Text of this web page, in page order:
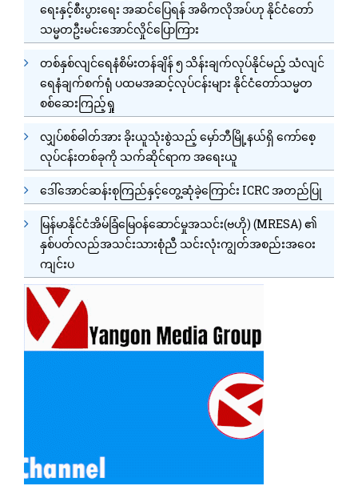
ရေးနှင့်စီးပွားရေး အဆင်ပြေရန် အဓိကလိုအပ်ဟု နိုင်ငံတော်
သမ္မတဦးမင်းအောင်လှိုင်ပြောကြား
တစ်နှစ်လျင်ရေနံစိမ်းတန်ချိန် ၅ သိန်းချက်လုပ်နိုင်မည့် သံလျင်
ရေနံချက်စက်ရုံ ပထမအဆင့်လုပ်ငန်းများ နိုင်ငံတော်သမ္မတ
စစ်ဆေးကြည့်ရှု
လျှပ်စစ်ဓါတ်အား ခိုးယူသုံးစွဲသည့် မှော်ဘီမြို့နယ်ရှိ ကော်စေ့
လုပ်ငန်းတစ်ခုကို သက်ဆိုင်ရာက အရေးယူ
ဒေါ်အောင်ဆန်းစုကြည်နှင့်တွေ့ဆုံခဲ့ကြောင်း ICRC အတည်ပြု
မြန်မာနိုင်ငံအိမ်ခြံမြေဝန်ဆောင်မှုအသင်း(ဗဟို) (MRESA) ၏
နှစ်ပတ်လည်အသင်းသားစုံညီ သင်းလုံးကျွတ်အစည်းအဝေး
ကျင်းပ